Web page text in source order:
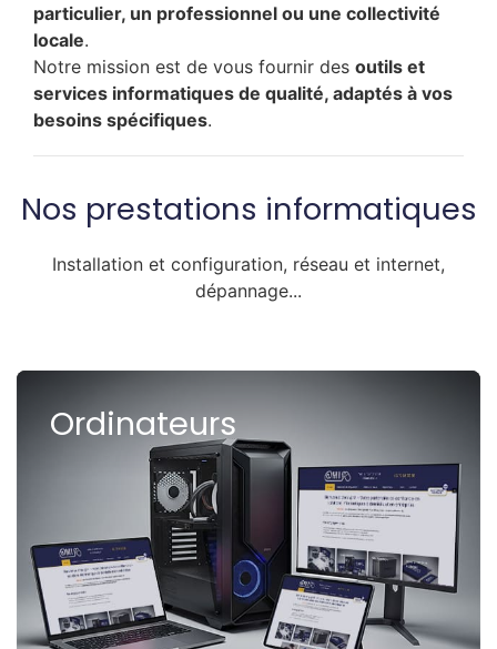
particulier, un professionnel ou une collectivité
locale.
Notre mission est de vous fournir des outils et
services informatiques de qualité, adaptés à vos
besoins spécifiques.
Nos prestations informatiques
Installation et configuration, réseau et internet,
dépannage...
Ordinateurs